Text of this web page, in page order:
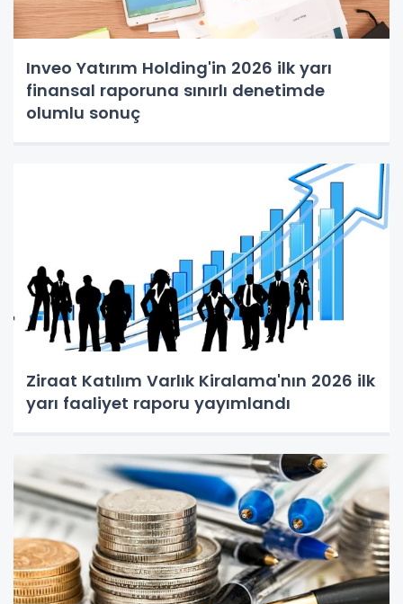
Inveo Yatırım Holding'in 2026 ilk yarı
finansal raporuna sınırlı denetimde
olumlu sonuç
Ziraat Katılım Varlık Kiralama'nın 2026 ilk
yarı faaliyet raporu yayımlandı